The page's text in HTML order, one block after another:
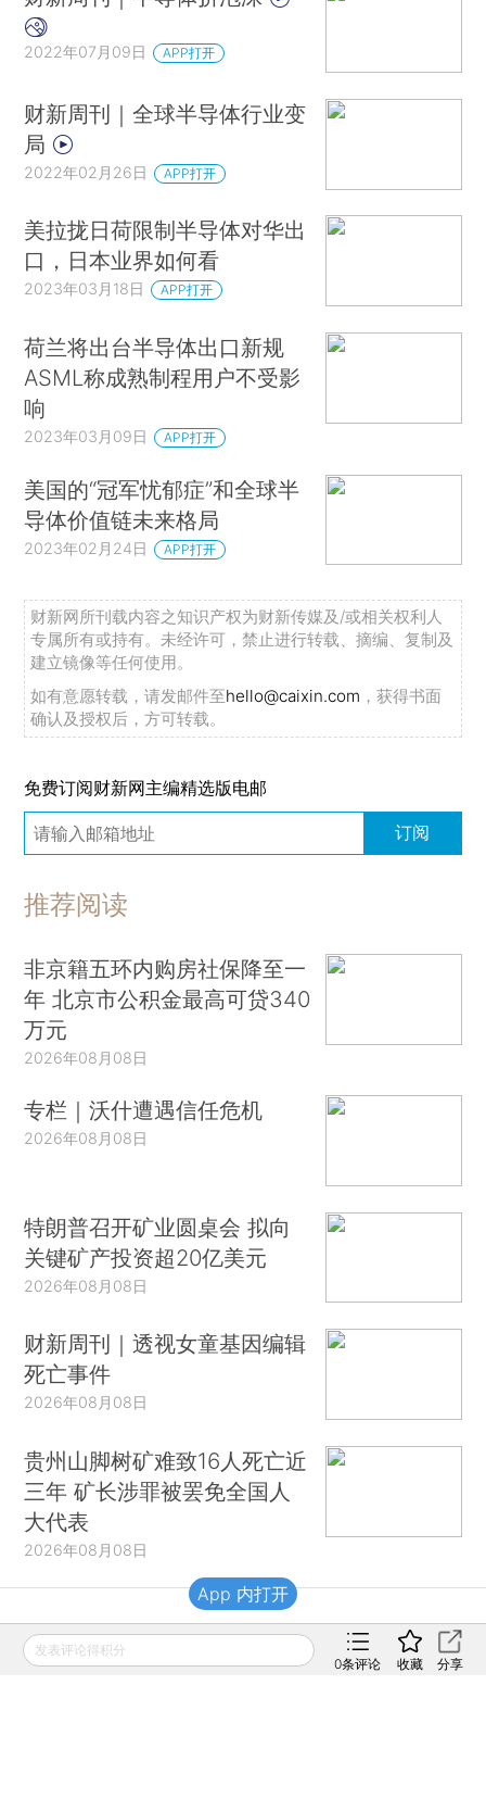
2022年07月09日 APP打开
财新周刊｜全球半导体行业变
局
2022年02月26日 APP打开
美拉拢日荷限制半导体对华出
口，日本业界如何看
2023年03月18日 APP打开
荷兰将出台半导体出口新规
ASML称成熟制程用户不受影
响
2023年03月09日 APP打开
美国的“冠军忧郁症”和全球半
导体价值链未来格局
2023年02月24日 APP打开
财新网所刊载内容之知识产权为财新传媒及/或相关权利人
专属所有或持有。未经许可，禁止进行转载、摘编、复制及
建立镜像等任何使用。
如有意愿转载，请发邮件至hello@caixin.com ，获得书面
确认及授权后，方可转载。
免费订阅财新网主编精选版电邮
订阅
推荐阅读
非京籍五环内购房社保降至一
年 北京市公积金最高可贷340
万元
2026年08月08日
专栏｜沃什遭遇信任危机
2026年08月08日
特朗普召开矿业圆桌会 拟向
关键矿产投资超20亿美元
2026年08月08日
财新周刊｜透视女童基因编辑
死亡事件
2026年08月08日
贵州山脚树矿难致16人死亡近
三年 矿长涉罪被罢免全国人
大代表
2026年08月08日
财新移动
发表评论得积分
0条评论 收藏 分享
App 内打开